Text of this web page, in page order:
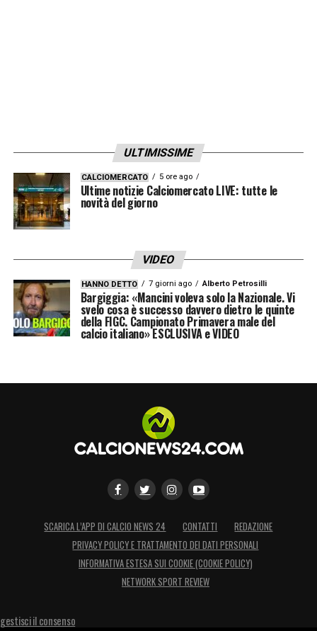
ULTIMISSIME
CALCIOMERCATO 5 ore ago
Ultime notizie Calciomercato LIVE: tutte le
novità del giorno
VIDEO
HANNO DETTO 7 giorni ago Alberto Petrosilli
Bargiggia: «Mancini voleva solo la Nazionale. Vi
svelo cosa è successo davvero dietro le quinte
della FIGC. Campionato Primavera male del
calcio italiano» ESCLUSIVA e VIDEO
SCARICA L’APP DI CALCIO NEWS 24 CONTATTI
REDAZIONE
PRIVACY POLICY E TRATTAMENTO DEI DATI PERSONALI
INFORMATIVA ESTESA SUI COOKIE (COOKIE POLICY)
NETWORK SPORT REVIEW
gestisci il consenso